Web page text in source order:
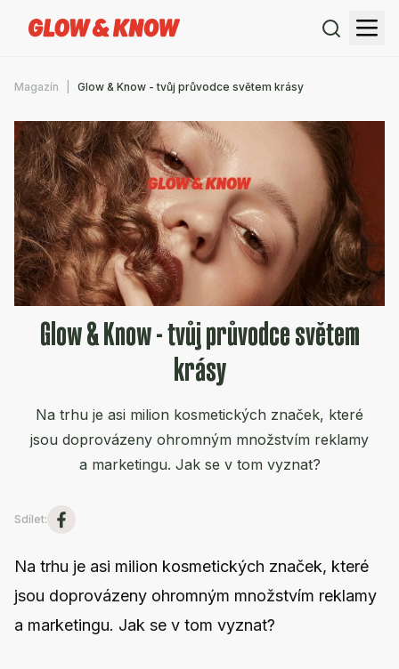
Magazín Glow & Know - tvůj průvodce světem krásy
Glow & Know - tvůj průvodce světem
krásy
Na trhu je asi milion kosmetických značek, které
jsou doprovázeny ohromným množstvím reklamy
a marketingu. Jak se v tom vyznat?
Sdílet:
Na trhu je asi milion kosmetických značek, které
jsou doprovázeny ohromným množstvím reklamy
a marketingu. Jak se v tom vyznat?